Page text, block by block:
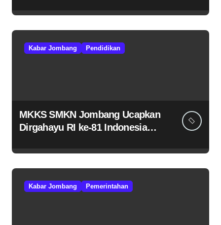
Kabar Jombang Pendidikan
MKKS SMKN Jombang Ucapkan
Dirgahayu RI ke-81 Indonesia
Kabar Jombang Pemerintahan